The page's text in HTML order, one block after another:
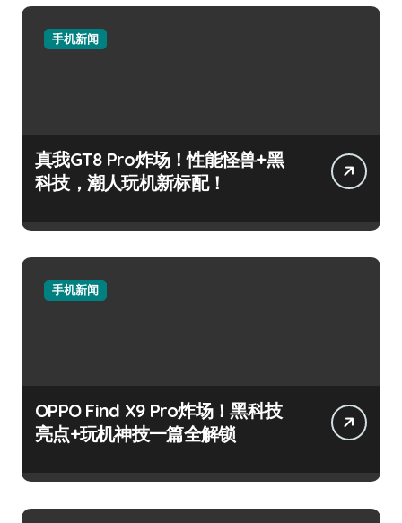
手机新闻
真我GT8 Pro炸场！性能怪兽+黑
科技，潮人玩机新标配！
手机新闻
OPPO Find X9 Pro炸场！黑科技
亮点+玩机神技一篇全解锁